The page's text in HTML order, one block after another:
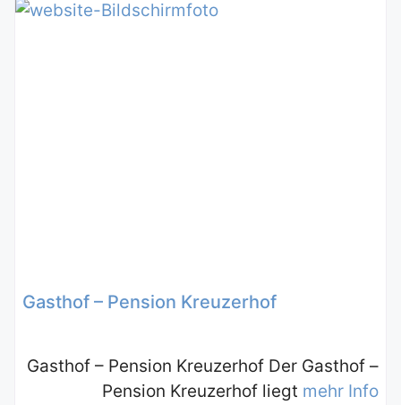
Gasthof – Pension Kreuzerhof
Gasthof – Pension Kreuzerhof Der Gasthof –
Pension Kreuzerhof liegt mehr Info